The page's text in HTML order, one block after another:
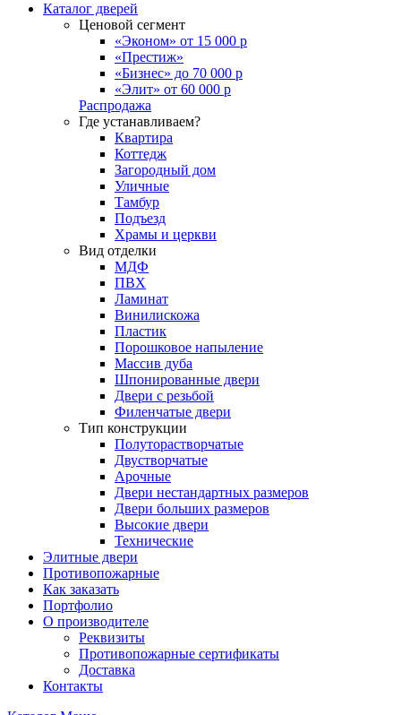
Каталог дверей
Ценовой сегмент
«Эконом» от 15 000 р
«Престиж»
«Бизнес» до 70 000 р
«Элит» от 60 000 р
Распродажа
Где устанавливаем?
Квартира
Коттедж
Загородный дом
Уличные
Тамбур
Подъезд
Храмы и церкви
Вид отделки
МДФ
ПВХ
Ламинат
Винилискожа
Пластик
Порошковое напыление
Массив дуба
Шпонированные двери
Двери с резьбой
Филенчатые двери
Тип конструкции
Полуторастворчатые
Двустворчатые
Арочные
Двери нестандартных размеров
Двери больших размеров
Высокие двери
Технические
Элитные двери
Противопожарные
Как заказать
Портфолио
О производителе
Реквизиты
Противопожарные сертификаты
Доставка
Контакты